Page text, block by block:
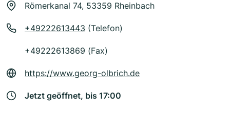
Römerkanal 74, 53359 Rheinbach
+49222613443 (Telefon)
+49222613869 (Fax)
https://www.georg-olbrich.de
Jetzt geöffnet, bis 17:00